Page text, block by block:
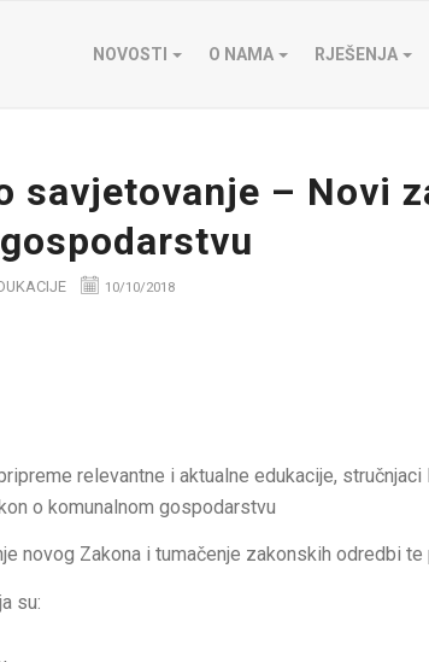
NOVOSTI O NAMA RJEŠENJA
savjetovanje – Novi
10/10/2018
relevantne i aktualne edukacije,
o komunalnom gospodarstvu
novog Zakona i tumačenje zakonskih odredbi te
su: